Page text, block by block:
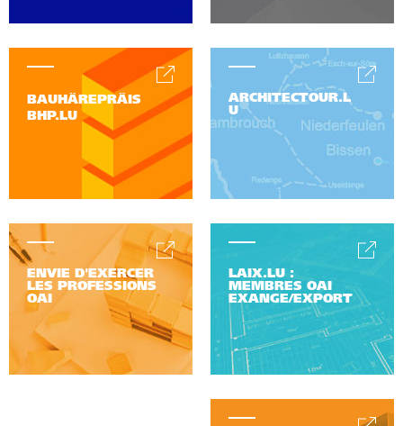
BAUHÄREPRÄIS
BHP.LU
ARCHITECTOUR.L
U
ENVIE D'EXERCER
LES PROFESSIONS
OAI
LAIX.LU :
MEMBRES OAI
EXANGE/EXPORT